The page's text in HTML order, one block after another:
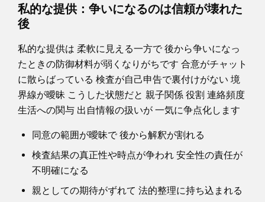
私的な提供：争いになるのは信頼が壊れた
後
私的な提供は 柔軟に見える一方で 後から争いになっ
たときの防御材料が弱くなりがちです 合意がチャット
に散らばっている 検査が自己申告で裏付けがない 境
界線が曖昧 こうした状態だと 親子関係 役割 連絡頻度
生活への関与 出自情報の扱いが 一気に争点化します
同意の範囲が曖昧で 後から解釈が割れる
検査結果の真正性や時点が争われ 安全性の責任が
不明確になる
親としての期待がずれて 法的整理に持ち込まれる